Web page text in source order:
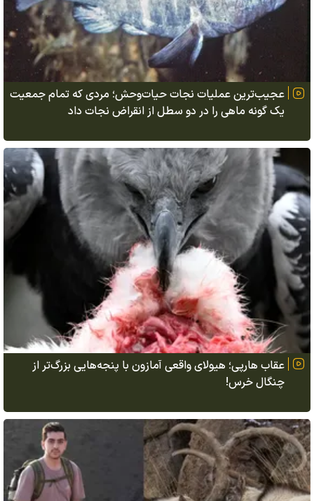
عجیب‌ترین عملیات نجات حیات‌وحش؛ مردی که تمام جمعیت
یک گونه ماهی را در دو سطل از انقراض نجات داد
عقاب هارپی؛ هیولای واقعی آمازون با پنجه‌هایی بزرگ‌تر از
چنگال خرس!